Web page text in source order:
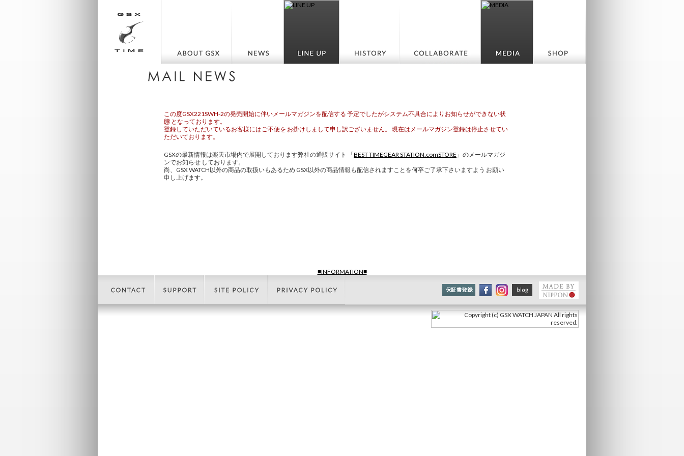
この度GSX221SWH-2の発売開始に伴いメールマガジンを配信する 予定でしたがシステム不具合によりお知らせができない状
態 となっております。
登録していただいているお客様にはご不便を お掛けしまして申し訳ございません。 現在はメールマガジン登録は停止させてい
ただいております。
GSXの最新情報は楽天市場内で展開しております弊社の通販サイト 「BEST TIMEGEAR STATION.comSTORE 」のメールマガジ
ンでお知らせ しております。
尚、GSX WATCH以外の商品の取扱いもあるため GSX以外の商品情報も配信されますことを何卒ご了承下さいますよう お願い
申し上げます。
■INFORMATION■